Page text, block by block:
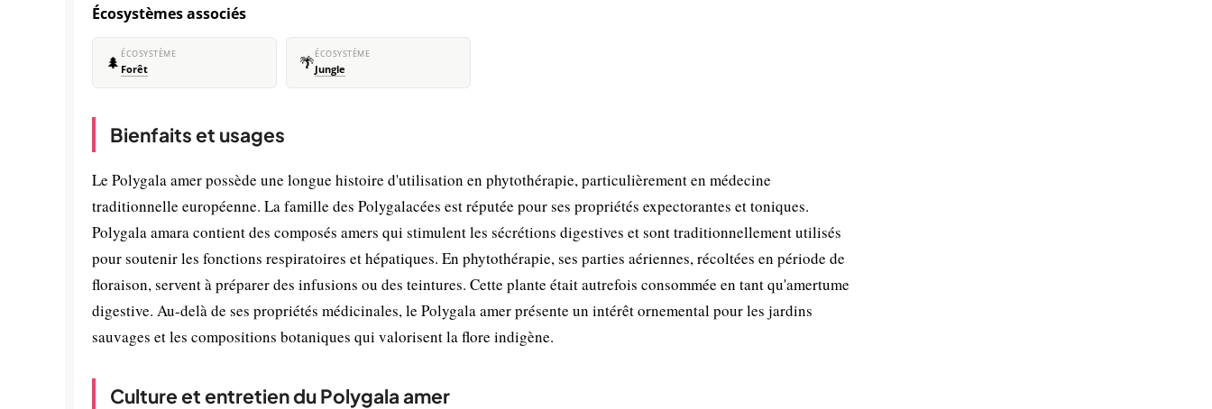
Écosystèmes associés
🌲 ÉCOSYSTÈME
Forêt 🌴ÉCOSYSTÈME
Jungle
Bienfaits et usages
Le Polygala amer possède une longue histoire d'utilisation en phytothérapie, particulièrement en médecine
traditionnelle européenne. La famille des Polygalacées est réputée pour ses propriétés expectorantes et toniques.
Polygala amara contient des composés amers qui stimulent les sécrétions digestives et sont traditionnellement utilisés
pour soutenir les fonctions respiratoires et hépatiques. En phytothérapie, ses parties aériennes, récoltées en période de
floraison, servent à préparer des infusions ou des teintures. Cette plante était autrefois consommée en tant qu'amertume
digestive. Au-delà de ses propriétés médicinales, le Polygala amer présente un intérêt ornemental pour les jardins
sauvages et les compositions botaniques qui valorisent la flore indigène.
Culture et entretien du Polygala amer